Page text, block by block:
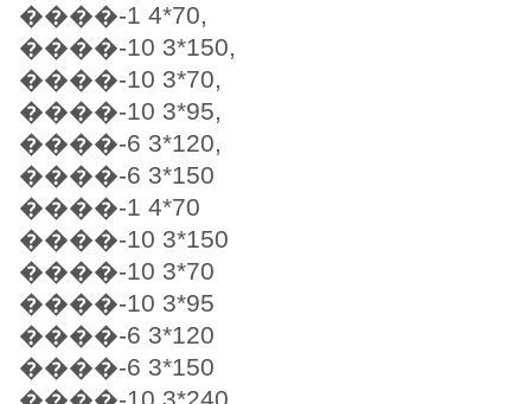
����-1 4*70,
����-10 3*150,
����-10 3*70,
����-10 3*95,
����-6 3*120,
����-6 3*150
����-1 4*70
����-10 3*150
����-10 3*70
����-10 3*95
����-6 3*120
����-6 3*150